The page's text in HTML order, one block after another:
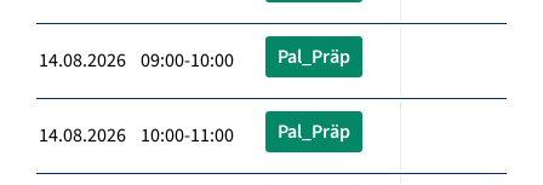
14.08.2026 09:00-10:00 Pal_Präp
14.08.2026 10:00-11:00 Pal_Präp